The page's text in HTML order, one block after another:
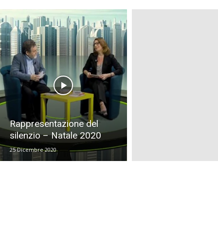
Rappresentazione del
silenzio – Natale 2020
25 Dicembre 2020